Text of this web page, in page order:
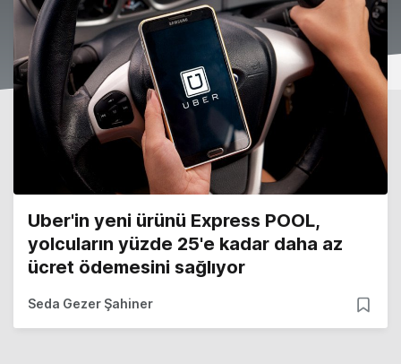
Uber'in yeni ürünü Express POOL,
yolcuların yüzde 25'e kadar daha az
ücret ödemesini sağlıyor
Seda Gezer Şahiner